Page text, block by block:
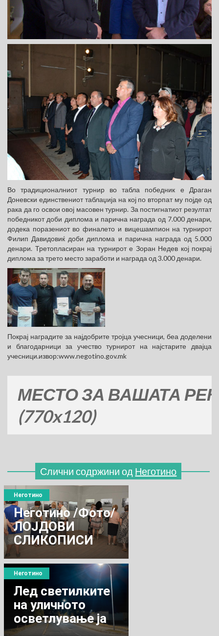
Во традиционалниот турнир во табла победник е Драган
Доневски единствениот таблаџија на кој по вторпат му појде од
рака да го освои овој масовен турнир. За постигнатиот резултат
победникот доби диплома и парична награда од 7.000 денари,
додека поразениот во финалето и вицешампион на турнирот
Филип Давидовиќ доби диплома и парична награда од 5.000
денари. Третопласиран на турнирот е Зоран Недев кој покрај
диплома за трето место заработи и награда од 3.000 денари.
Покрај наградите за најдобрите тројца учесници, беа доделени
и благодарници за учество турнирот на најстарите двајца
учесници.извор:www.negotino.gov.mk
ЗА ВАШАТА
Слични содржини од Неготино
Неготино /Фото/
ЛОЈДОВИ
СЛИКОПИСИ
Неготино
Лед светилките
на уличното
осветлување ја
намалија
Неготино